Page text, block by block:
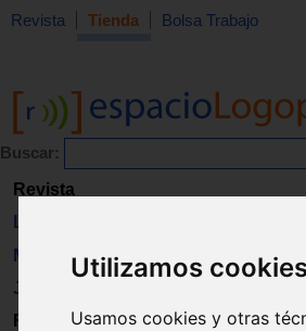
Utilizamos
Usamos cookies y otras
Revista Tienda Bolsa Trabajo
Buscar:
Revista
Libros
Material
Juguetes
Formación